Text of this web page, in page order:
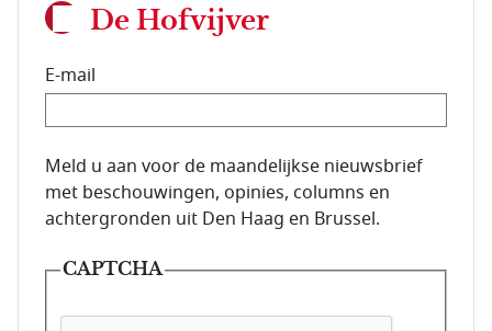
De Hofvijver
E-mail
E-mailadres van de abonnee.
Meld u aan voor de maandelijkse nieuwsbrief
met beschouwingen, opinies, columns en
achtergronden uit Den Haag en Brussel.
CAPTCHA